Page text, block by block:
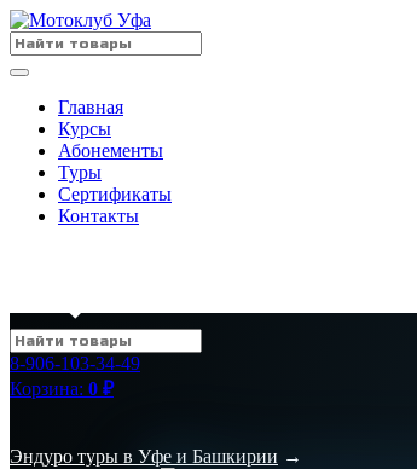
Главная
Курсы
Абонементы
Туры
Сертификаты
Контакты
8-906-103-34-49
Корзина: 0 ₽
Эндуро туры в Уфе и Башкирии →